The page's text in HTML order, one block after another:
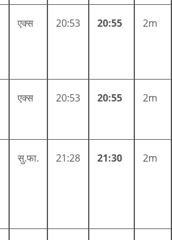
एक्स 20:53 20:55 2m
एक्स 20:53 20:55 2m
सु.फा. 21:28 21:30 2m